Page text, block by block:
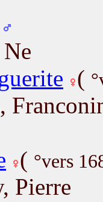
(
( °vers
Pierre